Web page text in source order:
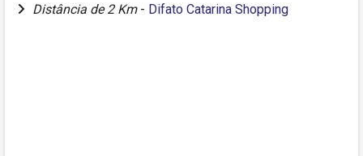
Distância de 2 Km - Difato Catarina Shopping